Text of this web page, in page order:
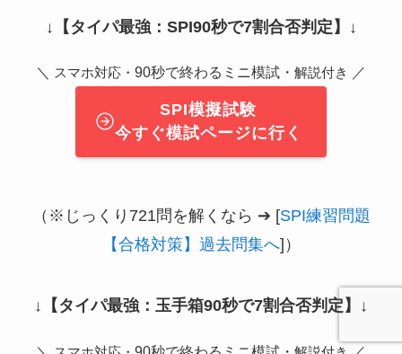
↓ 【タイパ最強：SPI90秒で7割合否判定】 ↓
＼ スマホ対応・ 90秒で終わるミニ模試・ 解説付き ／
SPI模擬試験
今すぐ模試ページに行く
（※じっくり721問を解くなら ➔ [SPI練習問題
【合格対策】過去問集へ]）
↓ 【タイパ最強：玉手箱90秒で7割合否判定】 ↓